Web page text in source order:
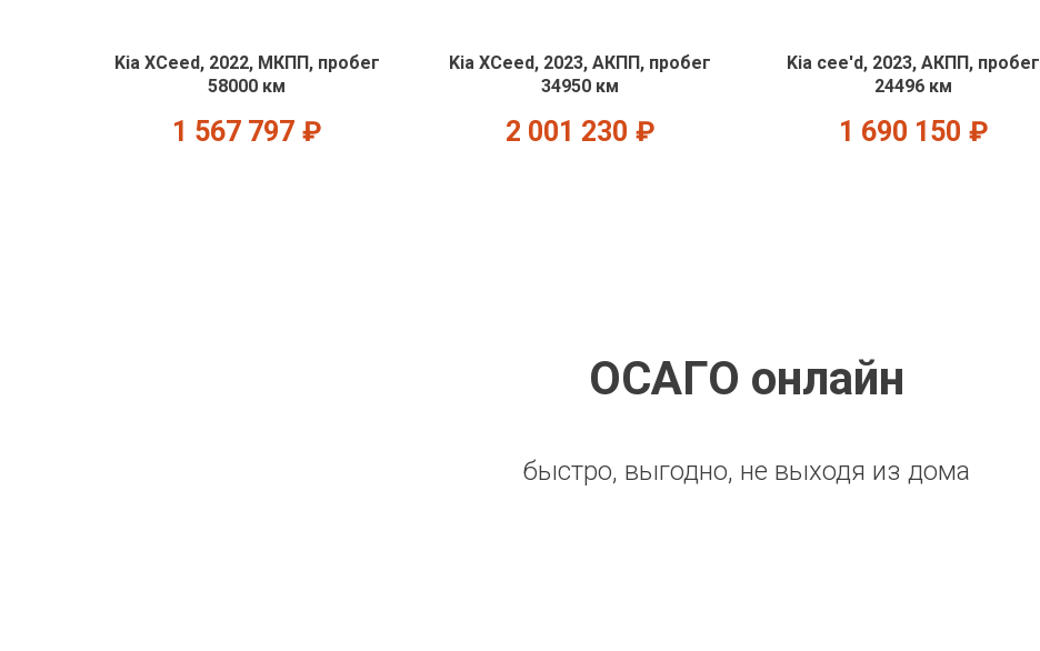
Kia XCeed, 2022, МКПП, пробег
58000 км
1 567 797 ₽
Kia XCeed, 2023, АКПП, пробег
34950 км
2 001 230 ₽
Kia cee'd, 2023, АКПП, пробег
24496 км
1 690 150 ₽
ОСАГО онлайн
быстро, выгодно, не выходя из дома